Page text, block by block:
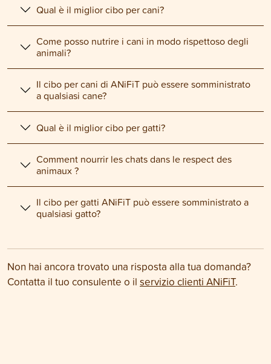
Qual è il miglior cibo per cani?
Come posso nutrire i cani in modo rispettoso degli
animali?
Il cibo per cani di ANiFiT può essere somministrato
a qualsiasi cane?
Qual è il miglior cibo per gatti?
Comment nourrir les chats dans le respect des
animaux ?
Il cibo per gatti ANiFiT può essere somministrato a
qualsiasi gatto?
Non hai ancora trovato una risposta alla tua domanda?
Contatta il tuo consulente o il servizio clienti ANiFiT.